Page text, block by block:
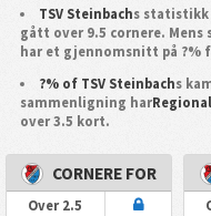
TSV Steinbachs statistikk
gått over 9.5 cornere. Mens
har et gjennomsnitt på ?%
?% of TSV Steinbachs
sammenligning har
over 3.5 kort.
CORNERE FOR
Over 2.5